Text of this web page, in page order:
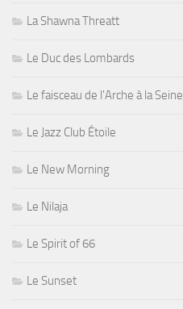
La Shawna Threatt
Le Duc des Lombards
Le faisceau de l'Arche à la Seine
Le Jazz Club Étoile
Le New Morning
Le Nilaja
Le Spirit of 66
Le Sunset